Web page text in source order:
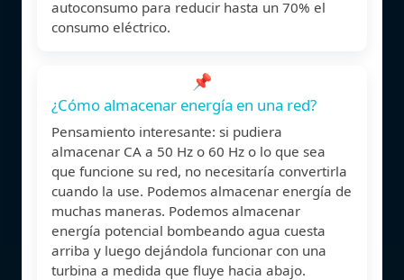
autoconsumo para reducir hasta un 70% el
consumo eléctrico.
📌
¿Cómo almacenar energía en una red?
Pensamiento interesante: si pudiera
almacenar CA a 50 Hz o 60 Hz o lo que sea
que funcione su red, no necesitaría convertirla
cuando la use. Podemos almacenar energía de
muchas maneras. Podemos almacenar
energía potencial bombeando agua cuesta
arriba y luego dejándola funcionar con una
turbina a medida que fluye hacia abajo.